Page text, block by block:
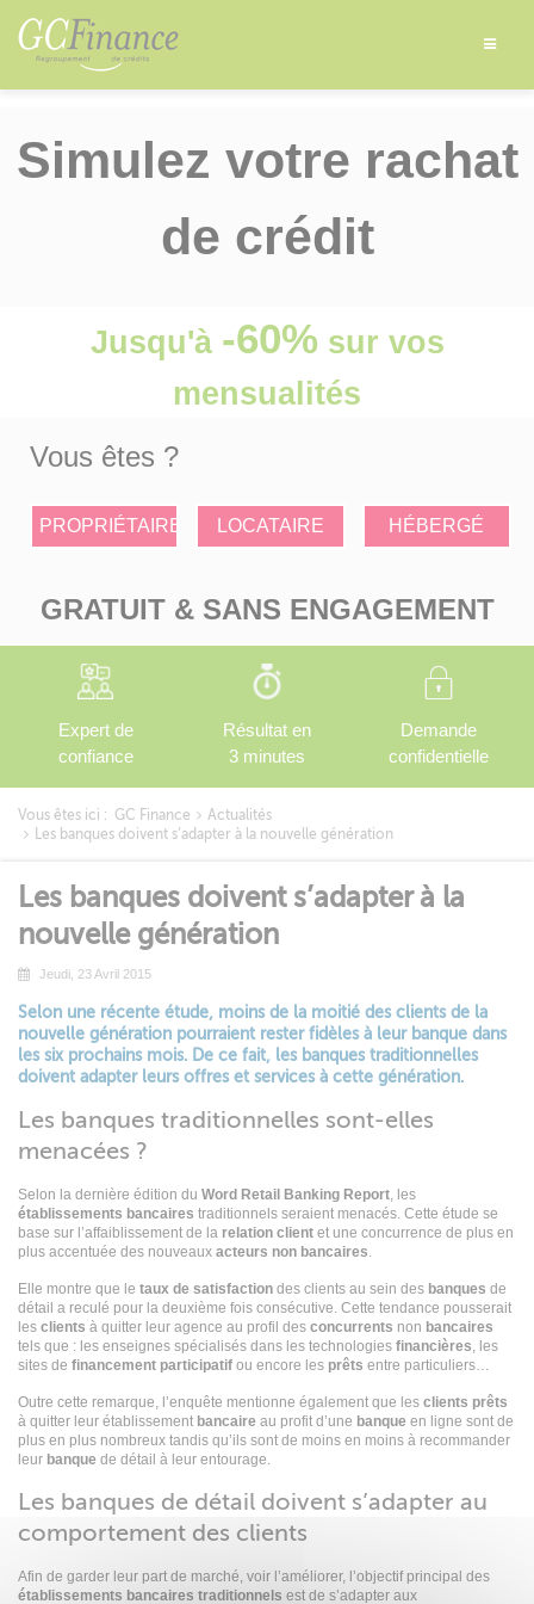
Simulez votre rachat
de crédit
Jusqu'à -60% sur vos
mensualités
Vous êtes ?
PROPRIÉTAIRE LOCATAIRE HÉBERGÉ
GRATUIT & SANS ENGAGEMENT
Expert de
confiance
Résultat en
3 minutes
Demande
confidentielle
Vous êtes ici : GC Finance
Actualités
Les banques doivent s’adapter à la nouvelle génération
Les banques doivent s’adapter à la
nouvelle génération
Jeudi, 23 Avril 2015
Selon une récente étude, moins de la moitié des clients de la
nouvelle génération pourraient rester fidèles à leur banque dans
les six prochains mois. De ce fait, les banques traditionnelles
doivent adapter leurs offres et services à cette génération.
Les banques traditionnelles sont-elles
menacées ?
Selon la dernière édition du Word Retail Banking Report, les
établissements bancaires traditionnels seraient menacés. Cette étude se
base sur l’affaiblissement de la relation client et une concurrence de plus en
plus accentuée des nouveaux acteurs non bancaires.
Elle montre que le taux de satisfaction des clients au sein des banques de
détail a reculé pour la deuxième fois consécutive. Cette tendance pousserait
les clients à quitter leur agence au profil des concurrents non bancaires
tels que : les enseignes spécialisés dans les technologies financières, les
sites de financement participatif ou encore les prêts entre particuliers…
Outre cette remarque, l’enquête mentionne également que les clients prêts
à quitter leur établissement bancaire au profit d’une banque en ligne sont de
plus en plus nombreux tandis qu’ils sont de moins en moins à recommander
leur banque de détail à leur entourage.
Les banques de détail doivent s’adapter au
comportement des clients
Afin de garder leur part de marché, voir l’améliorer, l’objectif principal des
établissements bancaires traditionnels est de s’adapter aux